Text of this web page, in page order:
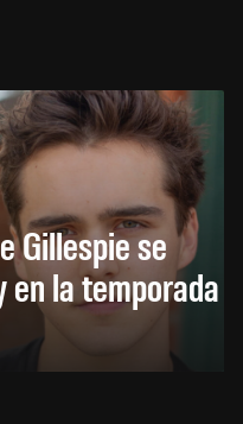
Gillespie se
en la temporada